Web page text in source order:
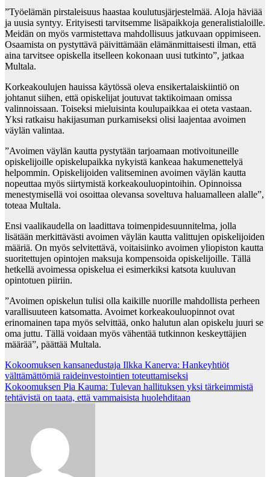
”Työelämän pirstaleisuus haastaa koulutusjärjestelmää. Aloja häviää
ja uusia syntyy. Erityisesti tarvitsemme lisäpaikkoja generalistialoille.
Meidän on myös varmistettava mahdollisuus jatkuvaan oppimiseen.
Osaamista on pystyttävä päivittämään elämänmittaisesti ilman, että
aina tarvitsee opiskella itselleen kokonaan uusi tutkinto”, jatkaa
Multala.
Korkeakoulujen hauissa käytössä oleva ensikertalaiskiintiö on
johtanut siihen, että opiskelijat joutuvat taktikoimaan omissa
valinnoissaan. Toiseksi mieluisinta koulupaikkaa ei oteta vastaan.
Yksi ratkaisu hakijasuman purkamiseksi olisi laajentaa avoimen
väylän valintaa.
”Avoimen väylän kautta pystytään tarjoamaan motivoituneille
opiskelijoille opiskelupaikka nykyistä kankeaa hakumenettelyä
helpommin. Opiskelijoiden valitseminen avoimen väylän kautta
nopeuttaa myös siirtymistä korkeakouluopintoihin. Opinnoissa
menestymisellä voi osoittaa olevansa soveltuva haluamalleen alalle”,
toteaa Multala.
Ensi vaalikaudella on laadittava toimenpidesuunnitelma, jolla
lisätään merkittävästi avoimen väylän kautta valittujen opiskelijoiden
määriä. On myös selvitettävä, voitaisiinko avoimen yliopiston kautta
suoritettujen opintojen maksuja kompensoida opiskelijoille. Tällä
hetkellä avoimessa opiskelua ei esimerkiksi katsota kuuluvan
opintotuen piiriin.
”Avoimen opiskelun tulisi olla kaikille nuorille mahdollista perheen
varallisuuteen katsomatta. Avoimet korkeakouluopinnot ovat
erinomainen tapa myös selvittää, onko halutun alan opiskelu juuri se
oma juttu. Tällä voidaan myös vähentää tutkinnon keskeyttäjien
määrää”, päättää Multala.
Post
navigation
Kokoomuksen kansanedustaja Ilkka Kanerva: Hankeyhtiöt
välttämättömiä raideinvestointien toteuttamiseksi
Kokoomuksen Pia Kauma: Tulevan hallituksen yksi tärkeimmistä
tehtävistä on taata, että vammaisista huolehditaan